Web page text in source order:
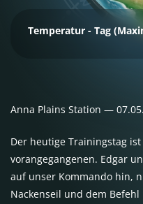
Temperatur - Tag
Anna Plains Station —
Der heutige Trainingstag
vorangegangenen. Edgar
auf unser Kommando hin,
Nackenseil und dem